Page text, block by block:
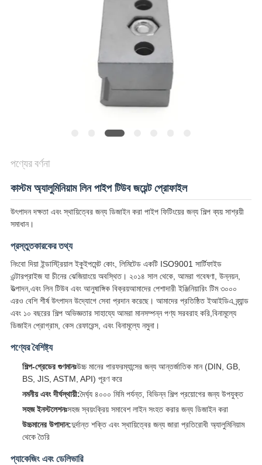
পণ্যের বর্ণনা
কাস্টম অ্যালুমিনিয়াম লিন পাইপ টিউব জয়েন্ট প্রোফাইল
উৎপাদন দক্ষতা এবং স্থায়িত্বের জন্য ডিজাইন করা পাইপ ফিটিংয়ের জন্য শিল্প ব্যয় সাশ্রয়ী
সমাধান।
প্রস্তুতকারকের তথ্য
নিংবো দিয়া ইন্ডাস্ট্রিয়াল ইকুইপমেন্ট কোং, লিমিটেড একটি ISO9001 সার্টিফাইড
এন্টারপ্রাইজ যা চীনের ঝেজিয়াংয়ে অবস্থিত। ২০১৪ সাল থেকে, আমরা গবেষণা, উন্নয়ন,
উত্পাদন,এবং লিন টিউব এবং আনুষাঙ্গিক বিক্রয়আমাদের পেশাদারী ইঞ্জিনিয়ারিং টিম ৩০০০
এরও বেশি শীর্ষ উৎপাদন উদ্যোগে সেবা প্রদান করেছে। আমাদের প্রতিষ্ঠিত ইআইডিএ ব্র্যান্ড
এবং ১০ বছরের শিল্প অভিজ্ঞতার সাহায্যে আমরা মানসম্পন্ন পণ্য সরবরাহ করি,বিনামূল্যে
ডিজাইন প্রোগ্রাম, কেস রেফারেন্স, এবং বিনামূল্যে নমুনা।
পণ্যের বৈশিষ্ট্য
শিল্প-গ্রেডের গুণমানঃউচ্চ মানের পারফরম্যান্সের জন্য আন্তর্জাতিক মান (DIN, GB,
BS, JIS, ASTM, API) পূরণ করে
নমনীয় এবং দীর্ঘস্থায়ী:দৈর্ঘ্য ৪০০০ মিমি পর্যন্ত, বিভিন্ন শিল্প প্রয়োগের জন্য উপযুক্ত
সহজ ইনস্টলেশনঃসহজ স্বয়ংক্রিয় সমাবেশ লাইন সংহত করার জন্য ডিজাইন করা
উচ্চমানের উপাদান:দুর্দান্ত শক্তি এবং স্থায়িত্বের জন্য জারা প্রতিরোধী অ্যালুমিনিয়াম
থেকে তৈরি
প্যাকেজিং এবং ডেলিভারি